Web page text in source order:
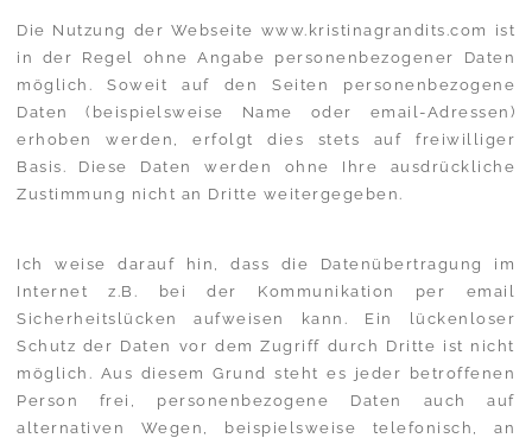
Die Nutzung der Webseite www.kristinagrandits.com ist
in der Regel ohne Angabe personenbezogener Daten
möglich. Soweit auf den Seiten personenbezogene
Daten (beispielsweise Name oder email-Adressen)
erhoben werden, erfolgt dies stets auf freiwilliger
Basis. Diese Daten werden ohne Ihre ausdrückliche
Zustimmung nicht an Dritte weitergegeben.
Ich weise darauf hin, dass die Datenübertragung im
Internet z.B. bei der Kommunikation per email
Sicherheitslücken aufweisen kann. Ein lückenloser
Schutz der Daten vor dem Zugriff durch Dritte ist nicht
möglich. Aus diesem Grund steht es jeder betroffenen
Person frei, personenbezogene Daten auch auf
alternativen Wegen, beispielsweise telefonisch, an